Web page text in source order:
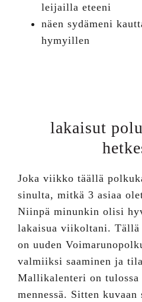
leijailla eteeni
näen sydämeni
hymyillen
lakaisut
Joka viikko täällä
sinulta, mitkä 3 asiaa
Niinpä minunkin olisi
lakaisua viikoltani.
on uuden
valmiiksi saaminen ja
Mallikalenteri on tulossa
mennessä. Sitten kuvaan